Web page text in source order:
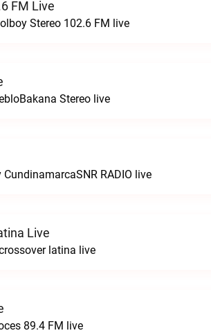
FM Live
Stereo 102.6 FM live
Stereo live
RADIO live
Live
latina live
89.4 FM live